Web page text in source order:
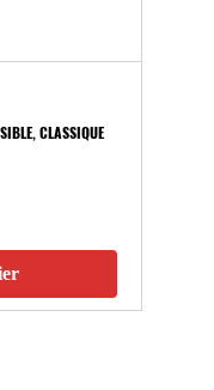
CLASSIQUE